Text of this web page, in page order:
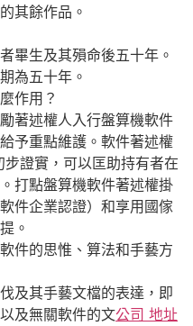
其餘作品。
生及其殞命後五十年。
為五十年。
作用？
述權人入行盤算機軟件
予重點維護。軟件著述權
證實，可以匡助持有者在
打點盤算機軟件著述權掛
件企業認證）和享用國傢
。
的思惟、算法和手藝方
其手藝文檔的表達，即
及無關軟件的文公司 地址